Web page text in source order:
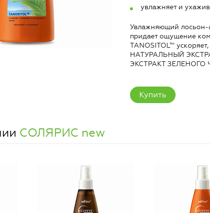
увлажняет и
Увлажняющий лосьон-
придает ощущение
TANOSITOL™
НАТУРАЛЬНЫЙ
ЭКСТРАКТ ЗЕЛЕНОГО
Купить
СОЛЯРИС new